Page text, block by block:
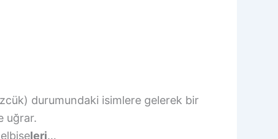
durumundaki isimlere gelerek bir
uğrar.
leri…